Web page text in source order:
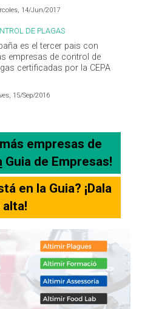
14/Jun/2017
DE PLAGAS
es el tercer pais con
empresas de control de
certificadas por la CEPA
15/Sep/2016
empresas de
Guia de Empresas!
en la Guia? ¡Dala
alta!